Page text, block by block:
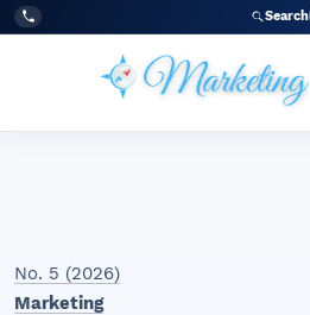
Skip to main navigation menu
Skip to main content
Skip to site footer
Tel:
+998977838464 Search
No. 5 (2026)
Marketing